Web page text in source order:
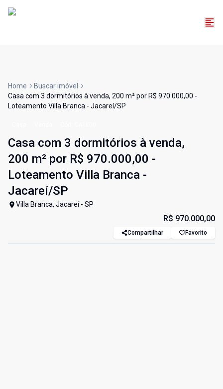
Home
Buscar imóvel
Casa com 3 dormitórios à venda, 200 m² por R$ 970.000,00 -
Loteamento Villa Branca - Jacareí/SP
Casa com 3 dormitórios à venda,
200 m² por R$ 970.000,00 -
Loteamento Villa Branca -
Jacareí/SP
Villa Branca, Jacareí - SP
R$ 970.000,00
Compartilhar Favorito